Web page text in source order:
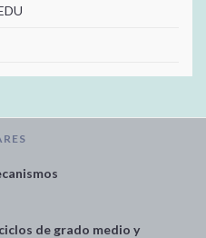
de grado medio y